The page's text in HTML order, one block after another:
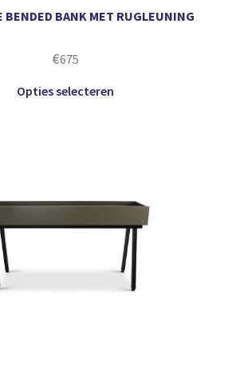
BENDED BANK MET RUGLEUNING
€675
Opties selecteren